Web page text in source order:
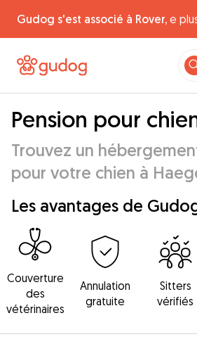
Gudog s'est associé à Rover, e
Pension pour
Trouvez un
pour votre chien à
Les avantages de
Couverture
des
vétérinaires
Annulation
gratuite
Sitters
vérifiés